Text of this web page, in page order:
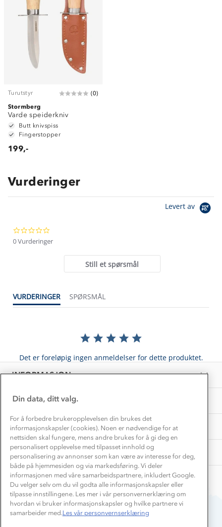
Turutstyr (0)
Stormberg
Varde speiderkniv
Butt knivspiss
Fingerstopper
199,-
Vurderinger
Levert av
star
0 Vurderinger
Still et spørsmål
VURDERINGER SPØRSMÅL
Det er foreløpig ingen anmeldelser for dette produktet.
INFORMASJON
Kundeservice
Kundeklubb
Bedrift, barnehage og SFO
Presse
OM OSS
Klima og miljø
1% til samfunnet
Samarbeide med oss?
TIPS OG RÅD
Trelagsprinsippet barn
Alt du trenger til Norgesferien
Gravidklær
Vask og vedlikehold
EL-retur
Store størrelser
Turmat oppskrifter
Beredskap
AKTIVITETER
Få turinspirasjon og tips her⛰
Overnatte utendørs⛺
Leirskole 🥾
Barnehageansatt
Tips til hyttetur
Din data, ditt valg.
For å forbedre brukeropplevelsen din brukes det
informasjonskapsler (cookies). Noen er nødvendige for at
nettsiden skal fungere, mens andre brukes for å gi deg en
personalisert opplevelse med tilpasset innhold og
personalisering av annonser som kan være av interesse for deg,
både på hjemmesiden og via markedsføring. Vi deler
informasjonen med våre samarbeidspartnere, inkludert Google.
Du velger selv om du vil godta alle informasjonskapsler eller
tilpasse innstillingene. Les mer i vår personvernerklæring om
hvordan vi bruker informasjonskapsler og hvilke partnere vi
samarbeider med.Les vår personvernserklæring